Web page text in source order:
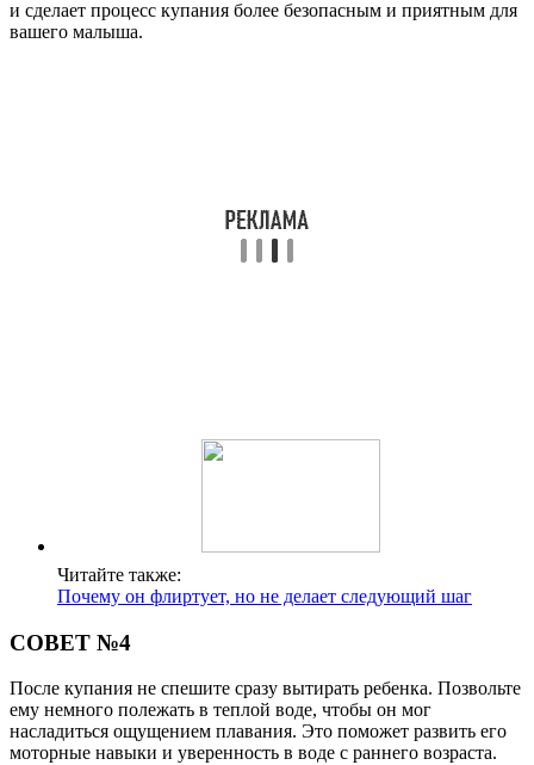
и сделает процесс купания более безопасным и приятным для
вашего малыша.
Читайте также:
Почему он флиртует, но не делает следующий шаг
СОВЕТ №4
После купания не спешите сразу вытирать ребенка. Позвольте
ему немного полежать в теплой воде, чтобы он мог
насладиться ощущением плавания. Это поможет развить его
моторные навыки и уверенность в воде с раннего возраста.